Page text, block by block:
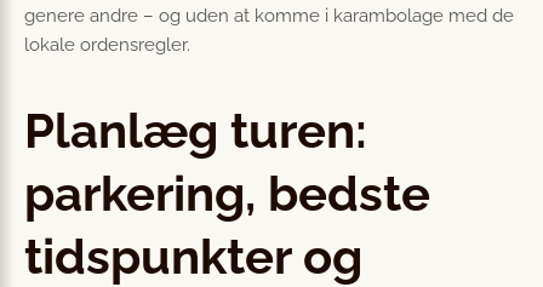
genere andre – og uden at komme i karambolage med de
lokale ordensregler.
Planlæg turen:
parkering, bedste
tidspunkter og